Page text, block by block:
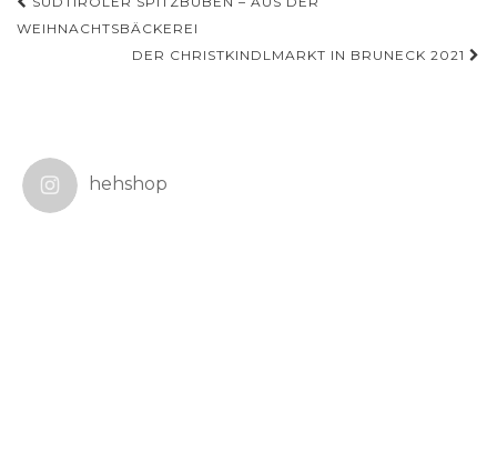
WEIHNACHTSBÄCKEREI
DER CHRISTKINDLMARKT IN BRUNECK 2021
hehshop